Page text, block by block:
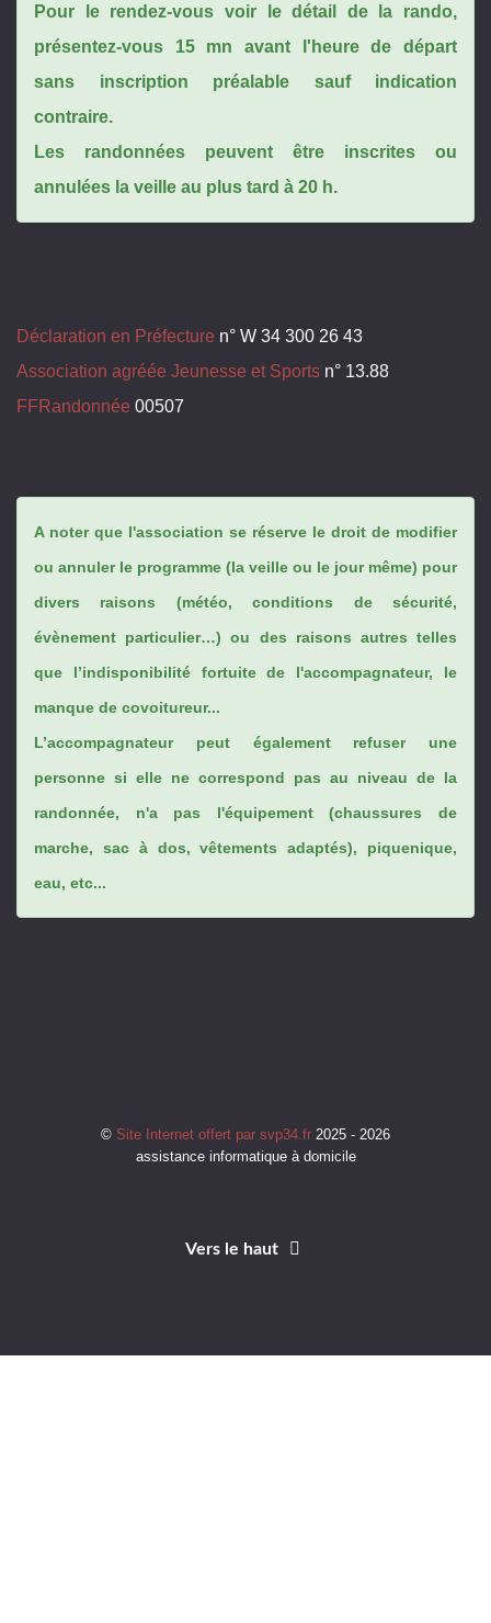
Pour le rendez-vous voir le détail de la rando,
présentez-vous 15 mn avant l'heure de départ
sans inscription préalable sauf indication
contraire.
Les randonnées peuvent être inscrites ou
annulées la veille au plus tard à 20 h.
Déclaration en Préfecture n° W 34 300 26 43
Association agréée Jeunesse et Sports n° 13.88
FFRandonnée 00507
A noter que l'association se réserve le droit de modifier
ou annuler le programme (la veille ou le jour même) pour
divers raisons (météo, conditions de sécurité,
évènement particulier…) ou des raisons autres telles
que l’indisponibilité fortuite de l'accompagnateur, le
manque de covoitureur...
L’accompagnateur peut également refuser une
personne si elle ne correspond pas au niveau de la
randonnée, n'a pas l'équipement (chaussures de
marche, sac à dos, vêtements adaptés), piquenique,
eau, etc...
© Site Internet offert par svp34.fr 2025 - 2026
assistance informatique à domicile
Vers le haut